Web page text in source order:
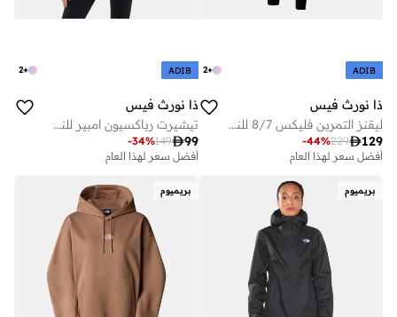
+
2 ADIB
ذا نورث فيس
ليقنز التمرين فليكس 8/7 للنساء
129
229
-44%
أفضل سعر لهذا العام
+
2 ADIB
ذا نورث فيس
تيشيرت رياكسيون امبير للنساء
99
149
-34%
أفضل سعر لهذا العام
بريميوم بريميوم